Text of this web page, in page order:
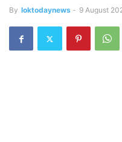
By loktodaynews - 9 August